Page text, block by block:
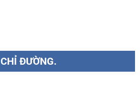
CHỈ ĐƯỜNG.